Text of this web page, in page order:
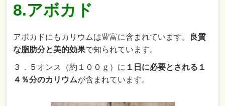
8.アボカド
アボカドにもカリウムは豊富に含まれています。
良質
な脂肪分と美的効果で知られています。
３．５オンス（約１００ｇ）に １日に必要とされる１
４％分のカリウムが含まれています。